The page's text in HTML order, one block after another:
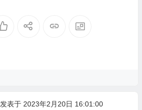
发表于 2023年2月20日 16:01:00